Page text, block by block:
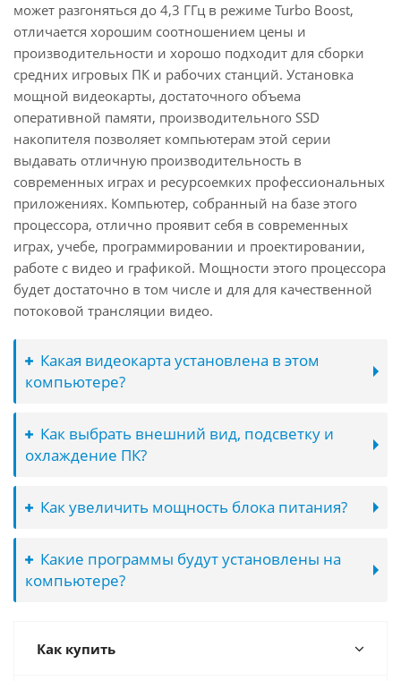
может разгоняться до 4,3 ГГц в режиме Turbo Boost,
отличается хорошим соотношением цены и
производительности и хорошо подходит для сборки
средних игровых ПК и рабочих станций. Установка
мощной видеокарты, достаточного объема
оперативной памяти, производительного SSD
накопителя позволяет компьютерам этой серии
выдавать отличную производительность в
современных играх и ресурсоемких профессиональных
приложениях. Компьютер, собранный на базе этого
процессора, отлично проявит себя в современных
играх, учебе, программировании и проектировании,
работе с видео и графикой. Мощности этого процессора
будет достаточно в том числе и для для качественной
потоковой трансляции видео.
Какая видеокарта установлена в этом
компьютере?
Как выбрать внешний вид, подсветку и
охлаждение ПК?
Как увеличить мощность блока питания?
Какие программы будут установлены на
компьютере?
Как купить